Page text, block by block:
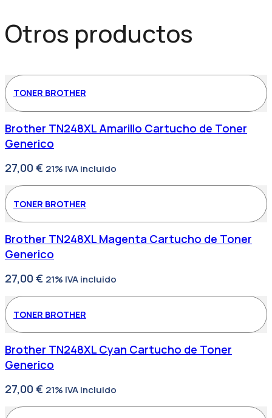
Otros productos
TONER BROTHER
Brother TN248XL Amarillo Cartucho de Toner
Generico
27,00 € 21% IVA incluido
TONER BROTHER
Brother TN248XL Magenta Cartucho de Toner
Generico
27,00 € 21% IVA incluido
TONER BROTHER
Brother TN248XL Cyan Cartucho de Toner
Generico
27,00 € 21% IVA incluido